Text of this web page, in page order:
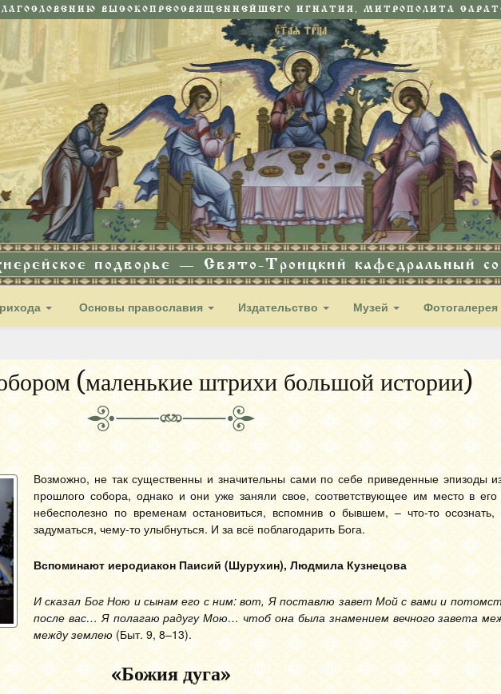
ВЫСОКОПРЕОСВЯЩЕННЕЙШЕГО ИГНАТИЯ, МИТРОПОЛИТА
подворье — Свято-Троицкий кафедральный
Основы православия Издательство Музей Фотогалерея
(маленькие штрихи большой истории)
Возможно, не так существенны и значительны сами по себе приведенные эпизоды
прошлого собора, однако и они уже заняли свое, соответствующее им место в
небесполезно по временам остановиться, вспомнив о бывшем, – что-то
задуматься, чему-то улыбнуться. И за всё поблагодарить Бога.
Вспоминают иеродиакон Паисий (Шурухин),Людмила Кузнецова
И сказал Бог Ною и сынам его с ним: вот, Я поставлю завет Мой с вами и
после вас… Я полагаю радугу Мою… чтоб она была знамением вечного завета
между землею (Быт. 9, 8–13).
«Божия дуга»